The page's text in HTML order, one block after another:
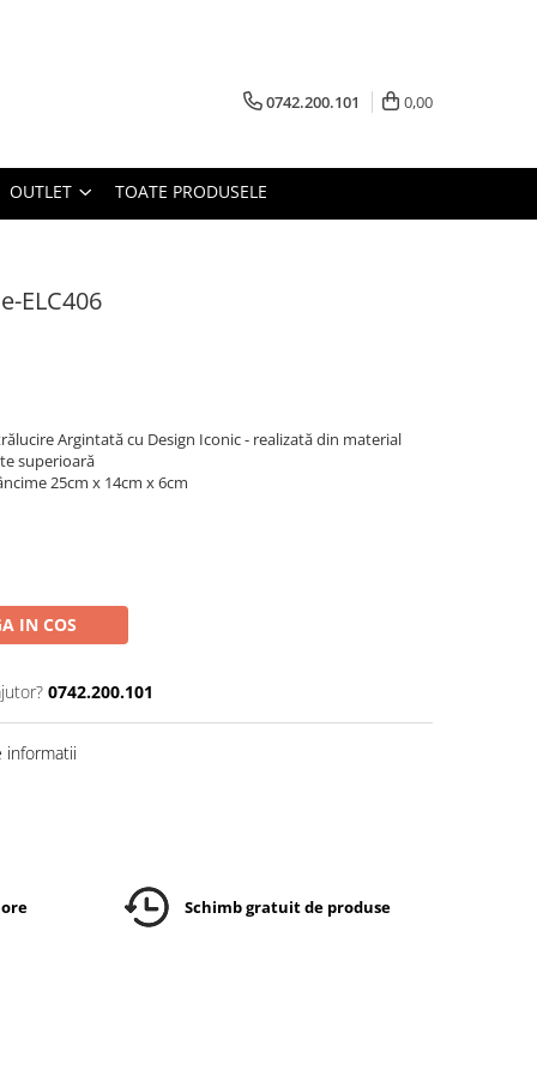
0742.200.101 0,00
OUTLET TOATE PRODUSELE
ELC406
Argintată cu Design Iconic - realizată din material
superioară
25cm x 14cm x 6cm
IN COS
0742.200.101
informatii
Schimb gratuit de produse